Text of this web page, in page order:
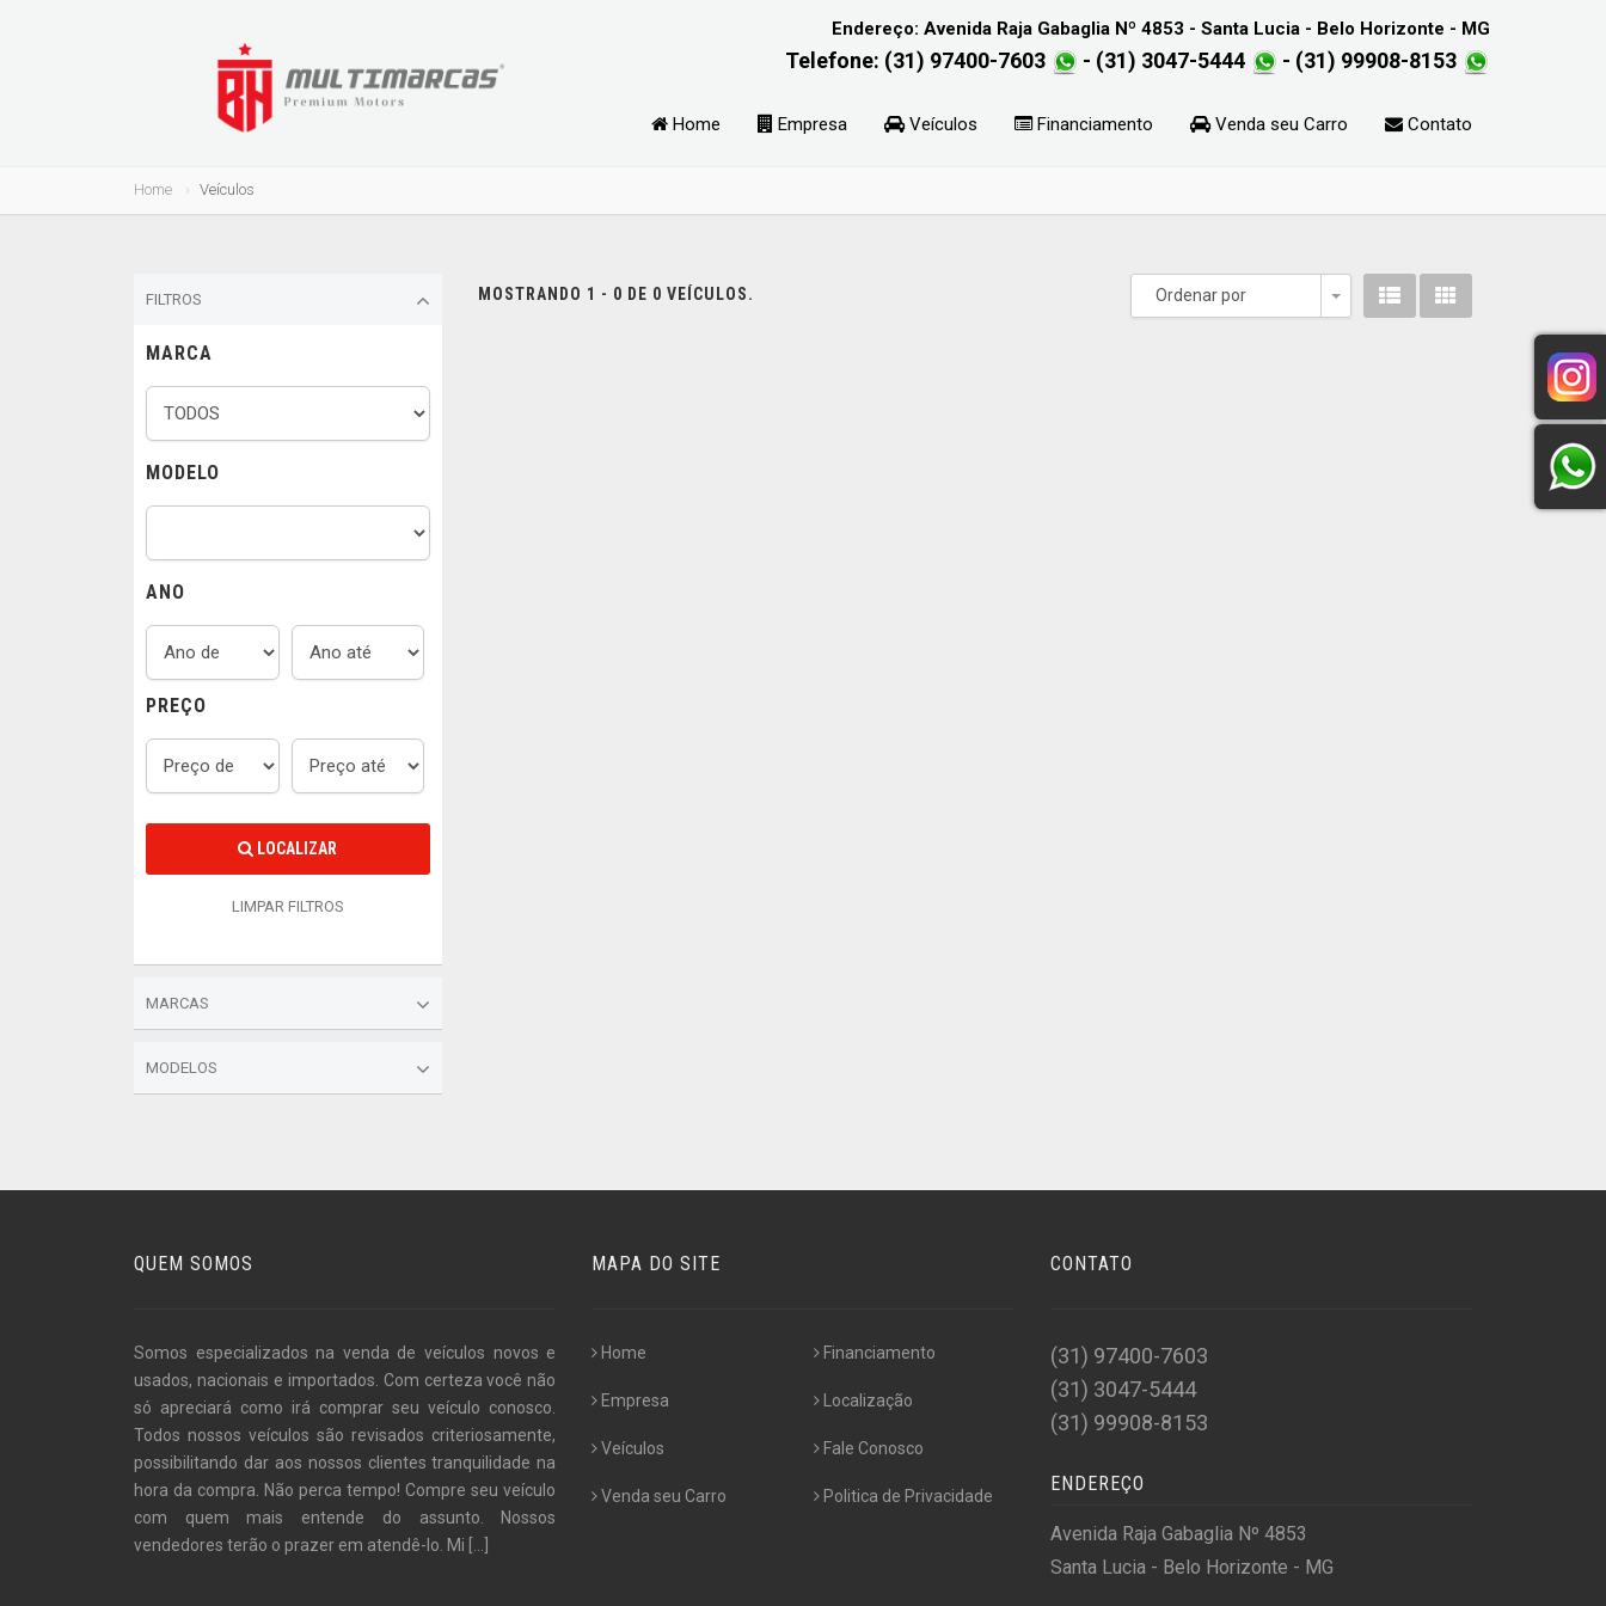
Endereço: Avenida Raja Gabaglia Nº 4853 - Santa Lucia - Belo Horizonte - MG
Telefone: (31) 97400-7603 - (31) 3047-5444 - (31) 99908-8153
Home Empresa Veículos Financiamento Venda seu Carro Contato
Home Veículos
FILTROS
MARCA
MODELO
ANO
PREÇO
LOCALIZAR
LIMPAR FILTROS
MARCAS
MODELOS
MOSTRANDO 1 - 0 DE 0 VEÍCULOS. Ordenar por
Toggle Dropdown
QUEM SOMOS
Somos especializados na venda de veículos novos e
usados, nacionais e importados. Com certeza você não
só apreciará como irá comprar seu veículo conosco.
Todos nossos veículos são revisados criteriosamente,
possibilitando dar aos nossos clientes tranquilidade na
hora da compra. Não perca tempo! Compre seu veículo
com quem mais entende do assunto. Nossos
vendedores terão o prazer em atendê-lo. Mi
MAPA DO SITE
Home
Empresa
Veículos
Venda seu Carro
Financiamento
Localização
Fale Conosco
Politica de Privacidade
CONTATO
(31) 97400-7603
(31) 3047-5444
(31) 99908-8153
ENDEREÇO
Avenida Raja Gabaglia Nº 4853
Santa Lucia - Belo Horizonte - MG